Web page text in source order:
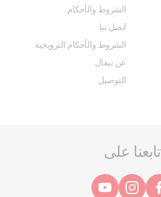
الشروط والأحكام
اتصل بنا
الشروط والأحكام الترويجية
عن تيفال
التوصيل
تابعنا على